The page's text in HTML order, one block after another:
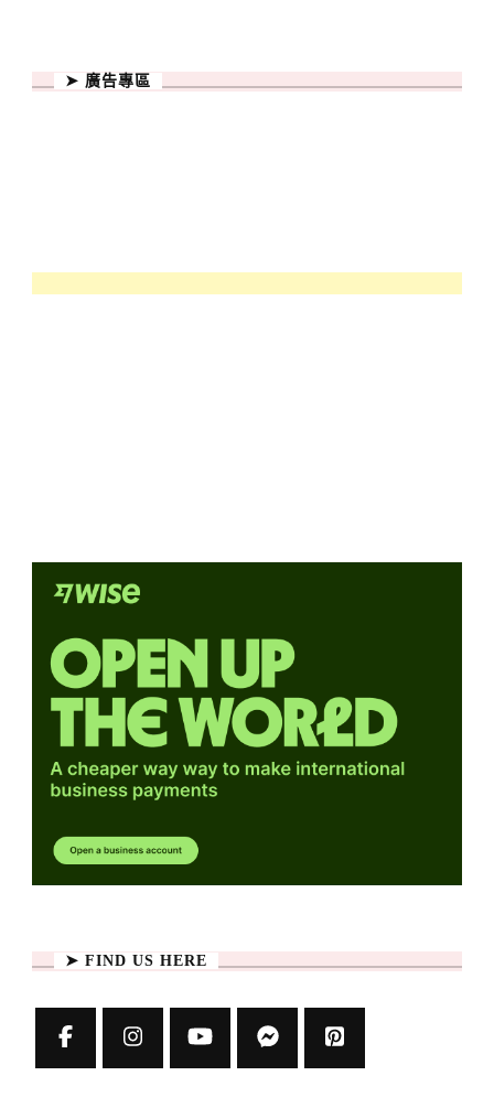
➤ 廣告專區
➤ FIND US HERE